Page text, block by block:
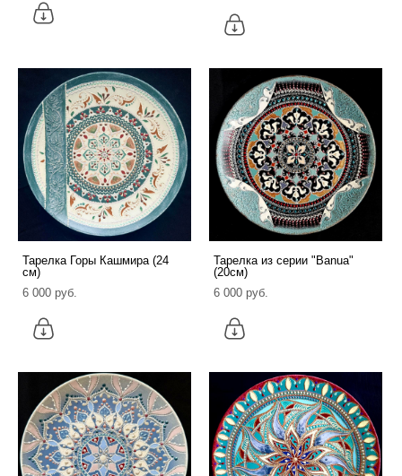
Тарелка Горы Кашмира (24
см)
6 000 pуб.
Тарелка из серии "Banua"
(20см)
6 000 pуб.